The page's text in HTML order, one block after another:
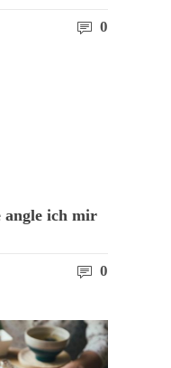
0
angle ich mir
0